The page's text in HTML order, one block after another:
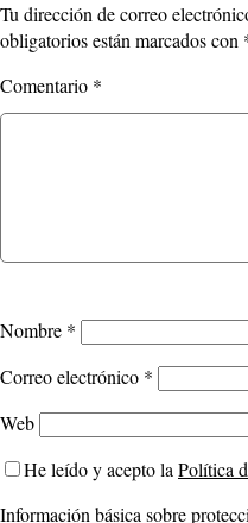
Tu dirección de correo
obligatorios están marcados con
Comentario *
Nombre *
Correo electrónico *
Web
He leído y acepto laPolítica
Información básica sobre